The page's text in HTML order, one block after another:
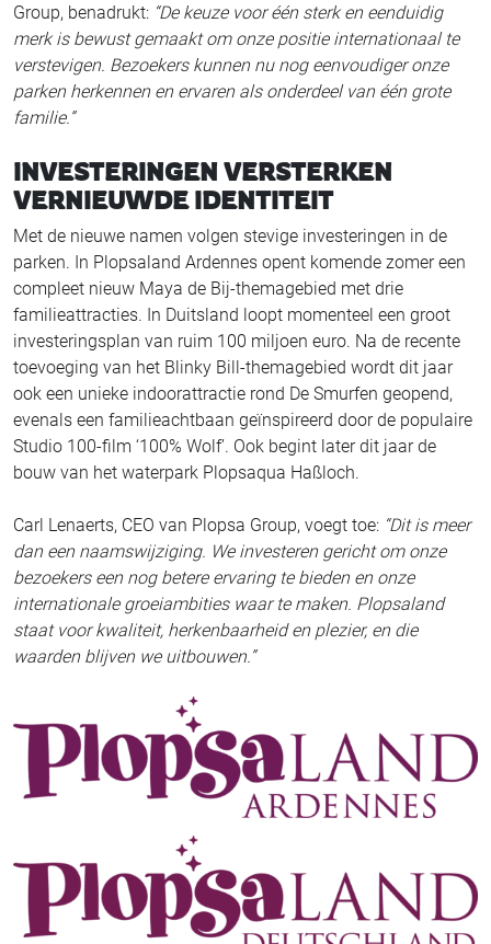
Group, benadrukt: “De keuze voor één sterk en eenduidig
merk is bewust gemaakt om onze positie internationaal te
verstevigen. Bezoekers kunnen nu nog eenvoudiger onze
parken herkennen en ervaren als onderdeel van één grote
familie.”
INVESTERINGEN VERSTERKEN
VERNIEUWDE IDENTITEIT
Met de nieuwe namen volgen stevige investeringen in de
parken. In Plopsaland Ardennes opent komende zomer een
compleet nieuw Maya de Bij-themagebied met drie
familieattracties. In Duitsland loopt momenteel een groot
investeringsplan van ruim 100 miljoen euro. Na de recente
toevoeging van het Blinky Bill-themagebied wordt dit jaar
ook een unieke indoorattractie rond De Smurfen geopend,
evenals een familieachtbaan geïnspireerd door de populaire
Studio 100-film ‘100% Wolf’. Ook begint later dit jaar de
bouw van het waterpark Plopsaqua Haßloch.
Carl Lenaerts, CEO van Plopsa Group, voegt toe: “Dit is meer
dan een naamswijziging. We investeren gericht om onze
bezoekers een nog betere ervaring te bieden en onze
internationale groeiambities waar te maken. Plopsaland
staat voor kwaliteit, herkenbaarheid en plezier, en die
waarden blijven we uitbouwen.”